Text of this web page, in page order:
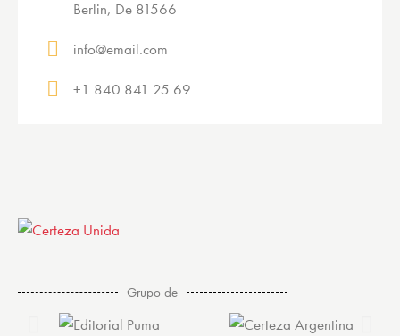
Berlin, De 81566
info@email.com
+1 840 841 25 69
Grupo de